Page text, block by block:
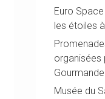
Euro
les étoiles
organisées
Gourmande
Musée du